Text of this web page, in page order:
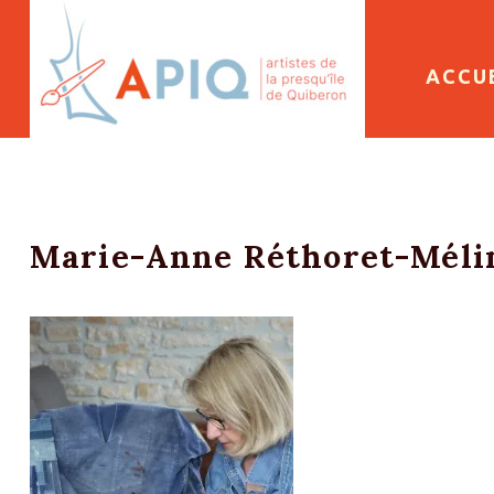
Marie-Anne Réthoret-